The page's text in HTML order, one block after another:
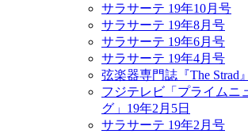
サラサーテ 19年10月号
サラサーテ 19年8月号
サラサーテ 19年6月号
サラサーテ 19年4月号
弦楽器専門誌『The Strad
フジテレビ「プライム
グ」19年2月5日
サラサーテ 19年2月号